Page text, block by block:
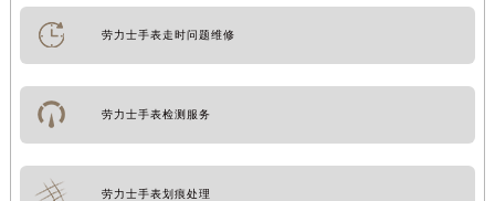
劳力士手表走时问题维修
劳力士手表检测服务
劳力士手表划痕处理